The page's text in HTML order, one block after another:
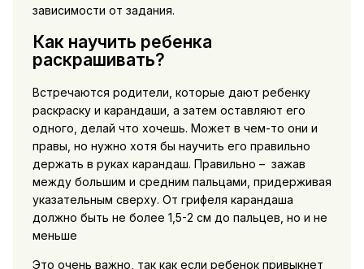
зависимости от задания.
Как научить ребенка
раскрашивать?
Встречаются родители, которые дают ребенку
раскраску и карандаши, а затем оставляют его
одного, делай что хочешь. Может в чем-то они и
правы, но нужно хотя бы научить его правильно
держать в руках карандаш. Правильно – зажав
между большим и средним пальцами, придерживая
указательным сверху. От грифеля карандаша
должно быть не более 1,5-2 см до пальцев, но и не
меньше
Это очень важно, так как если ребенок привыкнет